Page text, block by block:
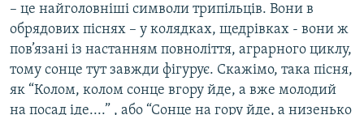
– це найголовніші символи трипільців. Вони в
обрядових піснях – у колядках, щедрівках - вони ж
пов’язані із настанням повноліття, аграрного циклу,
тому сонце тут завжди фігурує. Скажімо, така пісня,
як “Колом, колом сонце вгору йде, а вже молодий
на посад іде....” , або “Сонце на гору йде, а низенько